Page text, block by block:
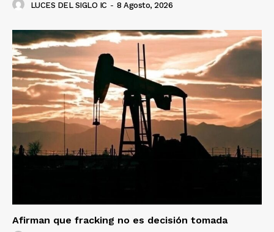
LUCES DEL SIGLO IC - 8 Agosto, 2026
Afirman que fracking no es decisión tomada